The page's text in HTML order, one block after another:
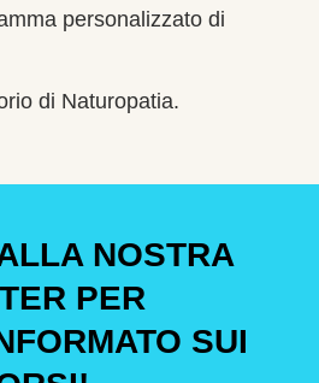
personalizzato di
di Naturopatia.
NOSTRA
PER
SUI